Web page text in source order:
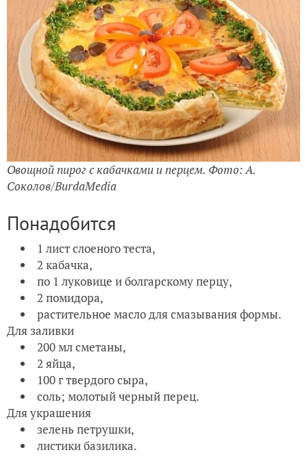
Овощной пирог с кабачками и перцем. Фото: А.
Соколов/BurdaMedia
Понадобится
1 лист слоеного теста,
2 кабачка,
по 1 луковице и болгарскому перцу,
2 помидора,
растительное масло для смазывания формы.
Для заливки
200 мл сметаны,
2 яйца,
100 г твердого сыра,
соль; молотый черный перец.
Для украшения
зелень петрушки,
листики базилика.